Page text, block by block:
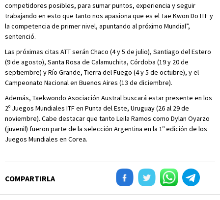
competidores posibles, para sumar puntos, experiencia y seguir
trabajando en esto que tanto nos apasiona que es el Tae Kwon Do ITF y
la competencia de primer nivel, apuntando al próximo Mundial”,
sentenció.
Las próximas citas ATT serán Chaco (4 y 5 de julio), Santiago del Estero
(9 de agosto), Santa Rosa de Calamuchita, Córdoba (19 y 20 de
septiembre) y Río Grande, Tierra del Fuego (4 y 5 de octubre), y el
Campeonato Nacional en Buenos Aires (13 de diciembre).
Además, Taekwondo Asociación Austral buscará estar presente en los
2º Juegos Mundiales ITF en Punta del Este, Uruguay (26 al 29 de
noviembre). Cabe destacar que tanto Leila Ramos como Dylan Oyarzo
(juvenil) fueron parte de la selección Argentina en la 1º edición de los
Juegos Mundiales en Corea.
COMPARTIRLA